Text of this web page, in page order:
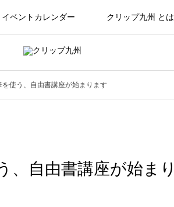
イベントカレンダー クリップ九州 とは
使う、自由書講座が始まります
自由書講座が始まり